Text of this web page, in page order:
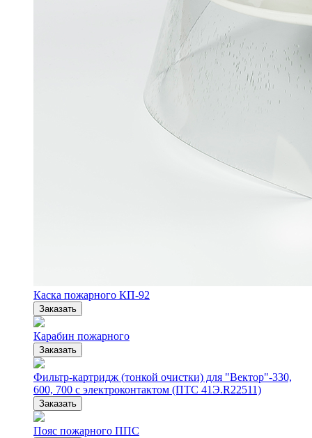
Каска пожарного КП-92
Заказать
Карабин пожарного
Заказать
Фильтр-картридж (тонкой очистки) для "Вектор"-330,
600, 700 с электроконтактом (ПТС 41Э.R22511)
Заказать
Пояс пожарного ППС